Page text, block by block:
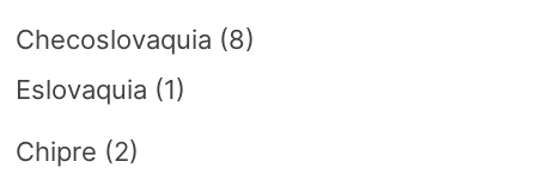
Checoslovaquia (8)
Eslovaquia (1)
Chipre (2)